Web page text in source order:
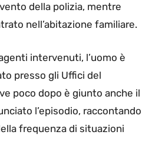
della polizia, mentre
nell’abitazione familiare.
intervenuti, l’uomo è
presso gli Uffici del
poco dopo è giunto anche il
l’episodio, raccontando
frequenza di situazioni